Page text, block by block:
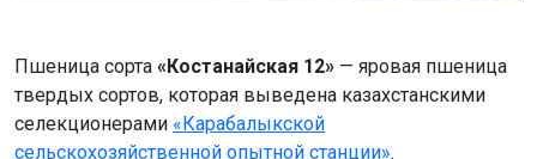
Пшеница сорта «Костанайская 12» — яровая пшеница
твердых сортов, которая выведена казахстанскими
селекционерами «Карабалыкской
сельскохозяйственной опытной станции».